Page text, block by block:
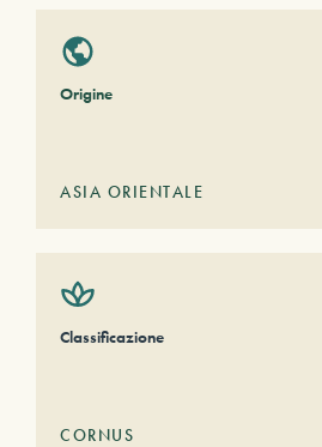
Origine
ASIA ORIENTALE
Classificazione
CORNUS